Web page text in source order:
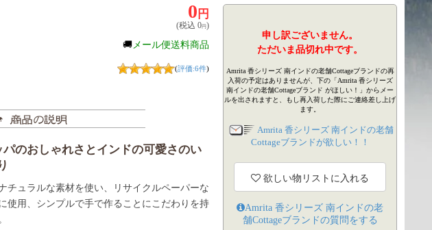
0 円
(税込0円)
🚚メール便送料商品
(評価:6件)
パのおしゃれさとインドの可愛さのい
チュラルな素材を使い、リサイクルペーパーな
使用、シンプルで手で作ることにこだわりを持
申し訳ございません。
ただいま品切れ中です。
Amrita 香シリーズ 南インドの老舗Cottageブランドの再
入荷の予定はありませんが、下の「Amrita 香シリーズ
南インドの老舗Cottageブランド がほしい！」からメー
ルを出されますと、もし再入荷した際にご連絡差し上げ
ます。
Amrita 香シリーズ 南インドの老舗
Cottageブランドが欲しい！！
欲しい物リストに入れる
Amrita 香シリーズ 南インドの老
舗Cottageブランドの質問をする